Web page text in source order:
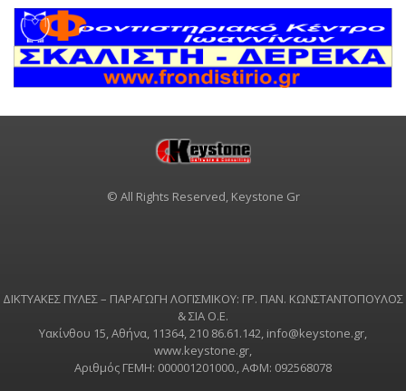
© All Rights Reserved, Keystone Gr
ΔΙΚΤΥΑΚΕΣ ΠΥΛΕΣ – ΠΑΡΑΓΩΓΗ ΛΟΓΙΣΜΙΚΟΥ: ΓΡ. ΠΑΝ. ΚΩΝΣΤΑΝΤΟΠΟΥΛΟΣ
& ΣΙΑ Ο.Ε.
Υακίνθου 15, Αθήνα, 11364, 210 86.61.142, info@keystone.gr,
www.keystone.gr,
Αριθμός ΓΕΜΗ: 000001201000., ΑΦΜ: 092568078